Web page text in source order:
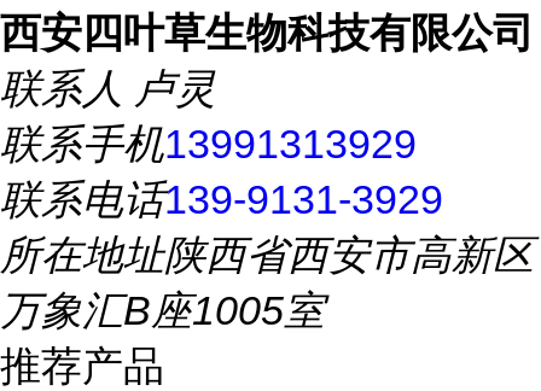
西安四叶草生物科技有限公司
联系人 卢灵
联系手机13991313929
联系电话139-9131-3929
所在地址陕西省西安市高新区
万象汇B座1005室
推荐产品